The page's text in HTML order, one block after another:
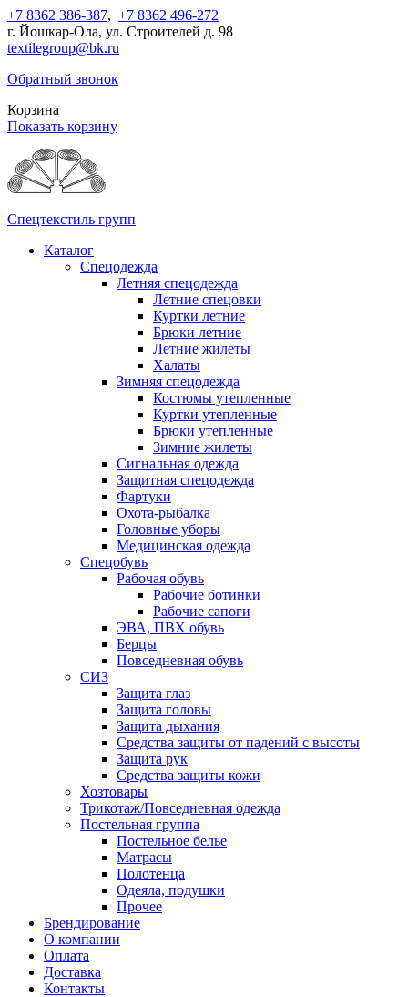
+7 8362 386-387, +7 8362 496-272
г. Йошкар-Ола, ул. Строителей д. 98
textilegroup@bk.ru
Обратный звонок
Корзина
Показать корзину
Спецтекстиль групп
Каталог
Спецодежда
Летняя спецодежда
Летние спецовки
Куртки летние
Брюки летние
Летние жилеты
Халаты
Зимняя спецодежда
Костюмы утепленные
Куртки утепленные
Брюки утепленные
Зимние жилеты
Сигнальная одежда
Защитная спецодежда
Фартуки
Охота-рыбалка
Головные уборы
Медицинская одежда
Спецобувь
Рабочая обувь
Рабочие ботинки
Рабочие сапоги
ЭВА, ПВХ обувь
Берцы
Повседневная обувь
СИЗ
Защита глаз
Защита головы
Защита дыхания
Средства защиты от падений с высоты
Защита рук
Средства защиты кожи
Хозтовары
Трикотаж/Повседневная одежда
Постельная группа
Постельное белье
Матрасы
Полотенца
Одеяла, подушки
Прочее
Брендирование
О компании
Оплата
Доставка
Контакты